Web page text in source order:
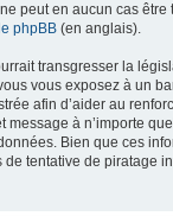
peut en aucun cas
phpBB (en anglais).
transgresser la
vous exposez à un
afin d’aider au
à n’importe
Bien que ces
tentative de piratage